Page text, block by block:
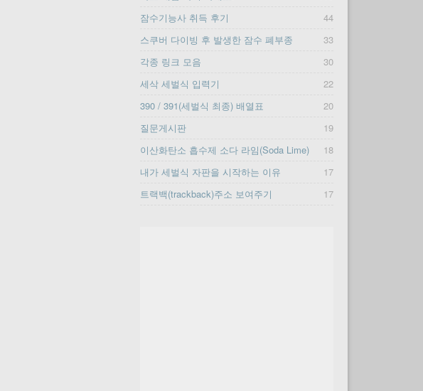
잠수기능사 취득 후기
44
스쿠버 다이빙 후 발생한 잠수 폐부종
33
각종 링크 모음
30
세삭 세벌식 입력기
22
390 / 391(세벌식 최종) 배열표
20
질문게시판
19
이산화탄소 흡수제 소다 라임(Soda Lime)
18
내가 세벌식 자판을 시작하는 이유
17
트랙백(trackback)주소 보여주기
17